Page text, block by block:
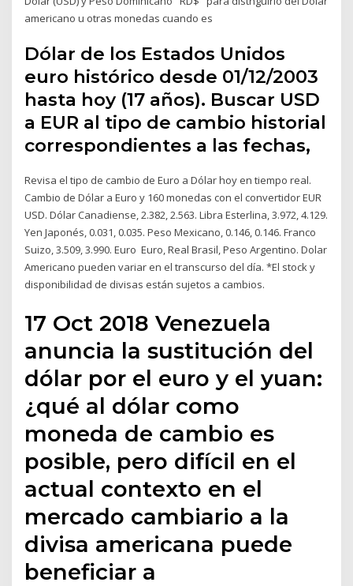
americano u otras monedas cuando es
Dólar de los Estados Unidos
euro histórico desde 01/12/2003
hasta hoy (17 años). Buscar USD
a EUR al tipo de cambio historial
correspondientes a las fechas,
Revisa el tipo de cambio de Euro a Dólar hoy en tiempo real.
Cambio de Dólar a Euro y 160 monedas con el convertidor EUR
USD. Dólar Canadiense, 2.382, 2.563. Libra Esterlina, 3.972, 4.129.
Yen Japonés, 0.031, 0.035. Peso Mexicano, 0.146, 0.146. Franco
Suizo, 3.509, 3.990. Euro Euro, Real Brasil, Peso Argentino. Dolar
Americano pueden variar en el transcurso del día. *El stock y
disponibilidad de divisas están sujetos a cambios.
17 Oct 2018 Venezuela
anuncia la sustitución del
dólar por el euro y el yuan:
¿qué al dólar como
moneda de cambio es
posible, pero difícil en el
actual contexto en el
mercado cambiario a la
divisa americana puede
beneficiar a